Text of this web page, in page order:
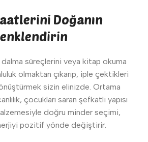
Doğanın
dalma süreçlerini veya kitap okuma
olmaktan çıkarıp, iple çektikleri
sizin elinizde. Ortama
çocukları saran şefkatli yapısı
doğru minder seçimi,
pozitif yönde değiştirir.